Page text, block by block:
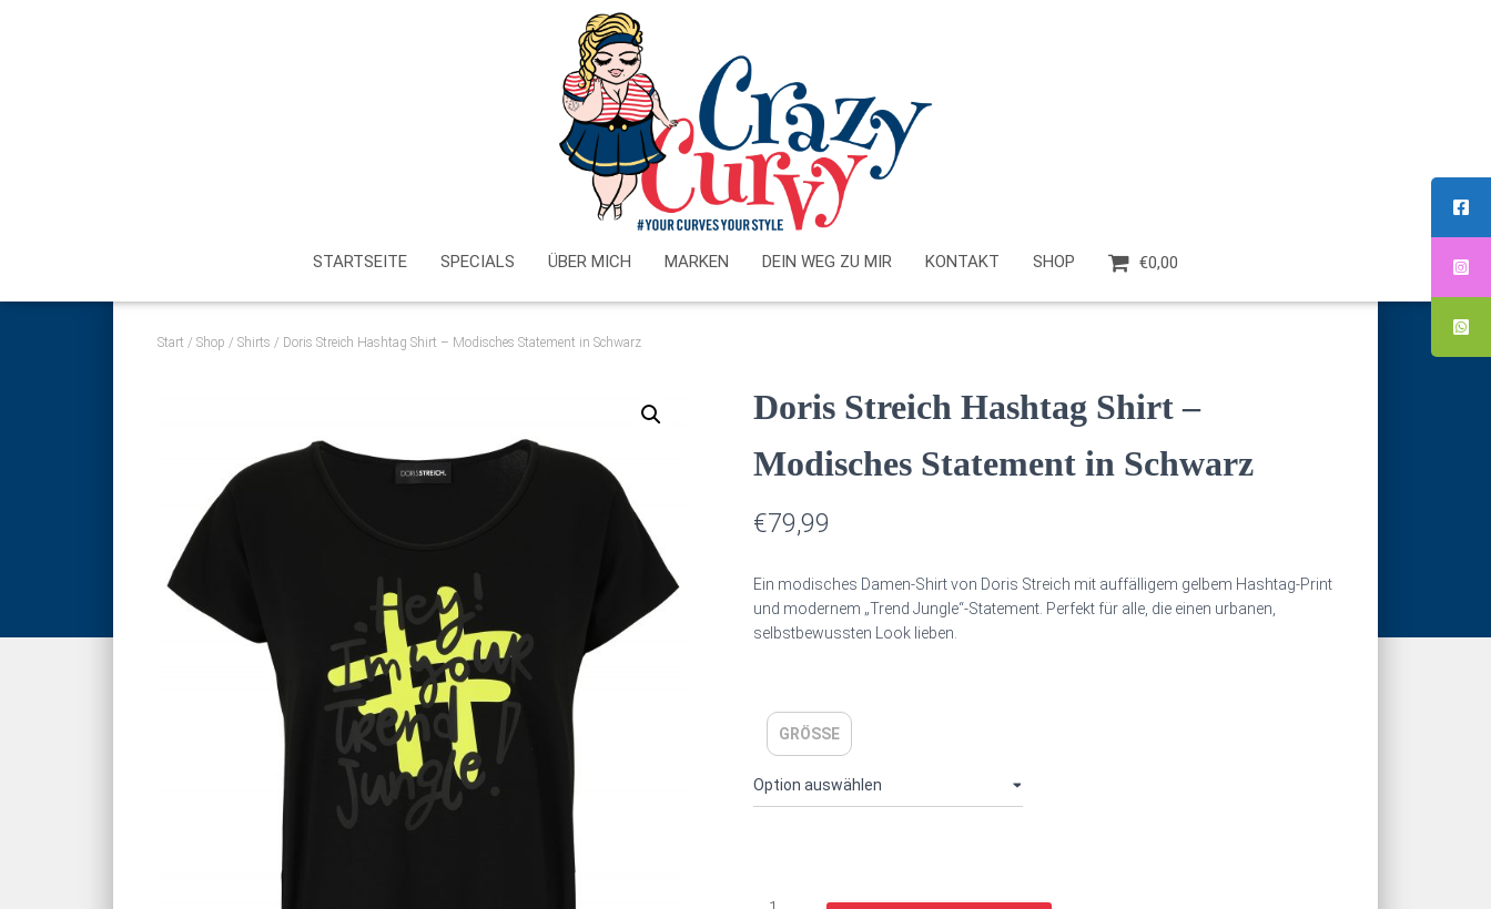
STARTSEITE SPECIALS ÜBER MICH MARKEN DEIN WEG ZU MIR KONTAKT SHOP €0,00
Start / Shop / Shirts / Doris Streich Hashtag Shirt – Modisches Statement in Schwarz
Doris Streich Hashtag Shirt –
Modisches Statement in Schwarz
€79,99
Ein modisches Damen‑Shirt von Doris Streich mit auffälligem gelbem Hashtag‑Print
und modernem „Trend Jungle“-Statement. Perfekt für alle, die einen urbanen,
selbstbewussten Look lieben.
GRÖSSE